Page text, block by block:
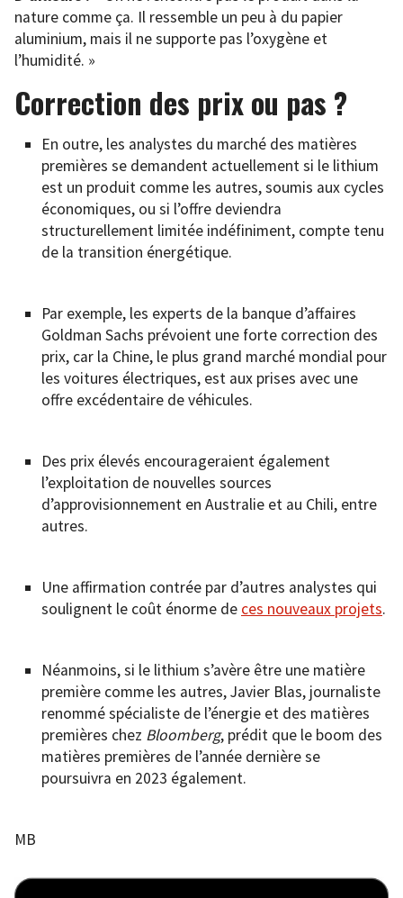
nature comme ça. Il ressemble un peu à du papier
aluminium, mais il ne supporte pas l’oxygène et
l’humidité. »
Correction des prix ou pas ?
En outre, les analystes du marché des matières
premières se demandent actuellement si le lithium
est un produit comme les autres, soumis aux cycles
économiques, ou si l’offre deviendra
structurellement limitée indéfiniment, compte tenu
de la transition énergétique.
Par exemple, les experts de la banque d’affaires
Goldman Sachs prévoient une forte correction des
prix, car la Chine, le plus grand marché mondial pour
les voitures électriques, est aux prises avec une
offre excédentaire de véhicules.
Des prix élevés encourageraient également
l’exploitation de nouvelles sources
d’approvisionnement en Australie et au Chili, entre
autres.
Une affirmation contrée par d’autres analystes qui
soulignent le coût énorme de ces nouveaux projets.
Néanmoins, si le lithium s’avère être une matière
première comme les autres, Javier Blas, journaliste
renommé spécialiste de l’énergie et des matières
premières chez Bloomberg, prédit que le boom des
matières premières de l’année dernière se
poursuivra en 2023 également.
MB